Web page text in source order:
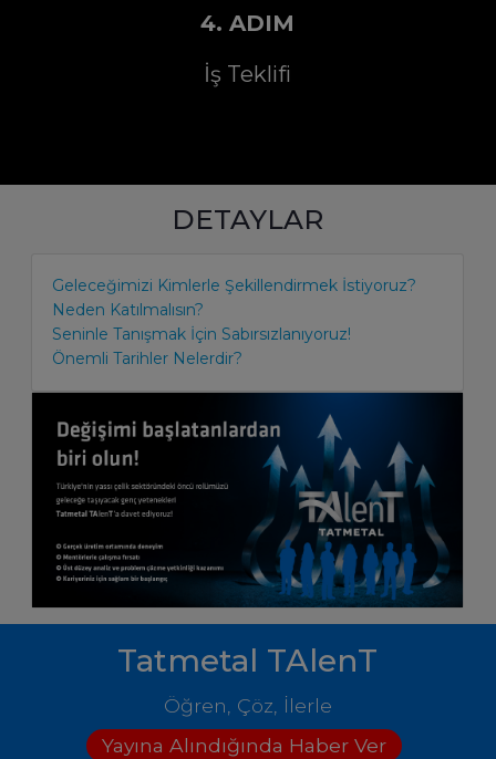
4. ADIM
İş Teklifi
DETAYLAR
Geleceğimizi Kimlerle Şekillendirmek İstiyoruz?
Neden Katılmalısın?
Seninle Tanışmak İçin Sabırsızlanıyoruz!
Önemli Tarihler Nelerdir?
Tatmetal TAlenT
Öğren, Çöz, İlerle
Yayına Alındığında Haber Ver